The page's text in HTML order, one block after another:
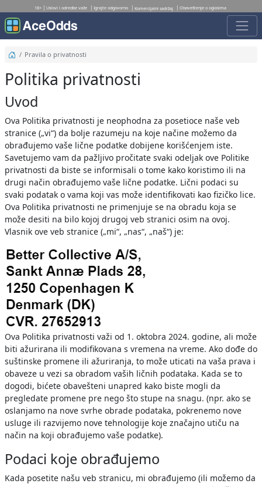
18+ Uslovi i odredbe važe Igrajte odgovorno Komercijalni sadržaj Obaveštenje o oglasima
Pravila o privatnosti
Politika privatnosti
Uvod
Ova Politika privatnosti je neophodna za posetioce naše veb
stranice („vi“) da bolje razumeju na koje načine možemo da
obrađujemo vaše lične podatke dobijene korišćenjem iste.
Savetujemo vam da pažljivo pročitate svaki odeljak ove Politike
privatnosti da biste se informisali o tome kako koristimo ili na
drugi način obrađujemo vaše lične podatke. Lični podaci su
svaki podatak o vama koji vas može identifikovati kao fizičko lice.
Ova Politika privatnosti ne primenjuje se na obradu koja se
može desiti na bilo kojoj drugoj veb stranici osim na ovoj.
Vlasnik ove veb stranice („mi“, „nas“, „naš“) je:
Ova Politika privatnosti važi od 1. oktobra 2024. godine, ali može
biti ažurirana ili modifikovana s vremena na vreme. Ako dođe do
suštinske promene ili ažuriranja, to može uticati na vaša prava i
obaveze u vezi sa obradom vaših ličnih podataka. Kada se to
dogodi, bićete obavešteni unapred kako biste mogli da
pregledate promene pre nego što stupe na snagu. (npr. ako se
oslanjamo na nove svrhe obrade podataka, pokrenemo nove
usluge ili razvijemo nove tehnologije koje značajno utiču na
način na koji obrađujemo vaše podatke).
Podaci koje obrađujemo
Kada posetite našu veb stranicu, mi obrađujemo (ili možemo da